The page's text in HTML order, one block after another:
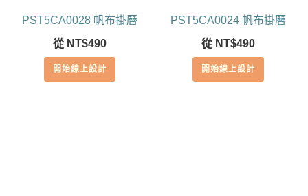
PST5CA0028 帆布掛曆
從 NT$490
開始線上設計
PST5CA0024 帆布掛曆
從 NT$490
開始線上設計